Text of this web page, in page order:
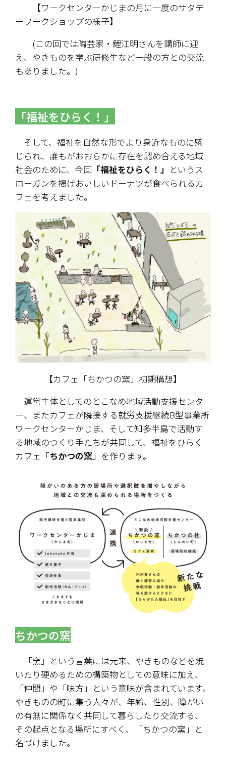
【ワークセンターかじまの月に一度のサタデ
ーワークショップの様子】
(この回では陶芸家・鯉江明さんを講師に迎
え、やきものを学ぶ研修生など一般の方との交流
もありました。)
「福祉をひらく！」
そして、福祉を自然な形でより身近なものに感
じられ、誰もがおおらかに存在を認め合える地域
社会のために、今回 「福祉をひらく！」 というス
ローガンを掲げおいしいドーナツが食べられるカ
フェを考えました。
【カフェ「ちかつの窯」初期構想】
運営主体としてのとこなめ地域活動支援センタ
ー、またカフェが隣接する就労支援継続B型事業所
ワークセンターかじま、そして知多半島で活動す
る地域のつくり手たちが共同して、福祉をひらく
カフェ「ちかつの窯 」を作ります。
ちかつの窯
「窯」という言葉には元来、やきものなどを焼
いたり硬めるための構築物としての意味に加え、
「仲間」や「味方」という意味が含まれています。
やきものの町に集う人々が、年齢、性別、障がい
の有無に関係なく共同して暮らしたり交流する、
その起点となる場所にすべく、「ちかつの窯」と
名づけました。